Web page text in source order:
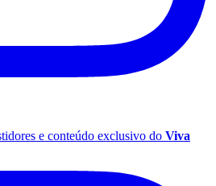
e conteúdo exclusivo do Viva